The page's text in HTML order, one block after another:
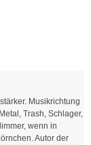
Musikrichtung
Trash, Schlager,
wenn in
Autor der